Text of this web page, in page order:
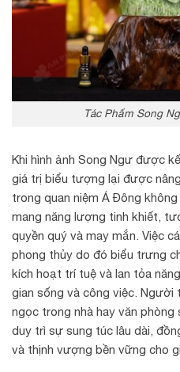
Tác Phẩm Song
Khi hình ảnh Song Ngư được
giá trị biểu tượng lại được
trong quan niệm Á Đông
mang năng lượng tinh khiết,
quyền quý và may mắn. Việc
phong thủy do đó biểu trưng
kích hoạt trí tuệ và lan tỏa
gian sống và công việc.
ngọc trong nhà hay văn
duy trì sự sung túc lâu dài,
và thịnh vượng bền vững cho